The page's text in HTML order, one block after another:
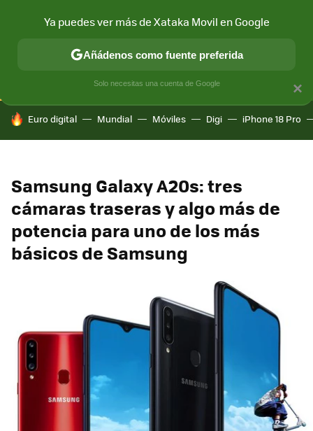
CONECTIVIDAD MÓVIL Y SOCIEDAD APLICACIONES
HOY SE HABLA DE
Euro digital Mundial Móviles Digi iPhone 18 Pro
Samsung Galaxy A20s: tres
cámaras traseras y algo más de
potencia para uno de los más
básicos de Samsung
×
Ya puedes ver más de Xataka Movil en Google
Añádenos como fuente preferida
Solo necesitas una cuenta de Google